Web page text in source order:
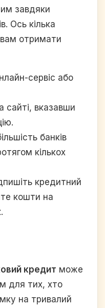
завдяки
Ось кілька
отримати
сервіс або
сайті, вказавши
банків
кількох
кредитний
кошти на
кредит може
для тих, хто
на тривалий